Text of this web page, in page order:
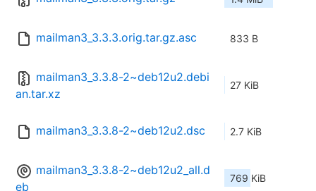
mailman3_3.3.3.orig.tar.gz.asc 833 B
mailman3_3.3.8-2~deb12u2.debi
an.tar.xz
27 KiB
mailman3_3.3.8-2~deb12u2.dsc 2.7 KiB
mailman3_3.3.8-2~deb12u2_all.d
eb
769 KiB